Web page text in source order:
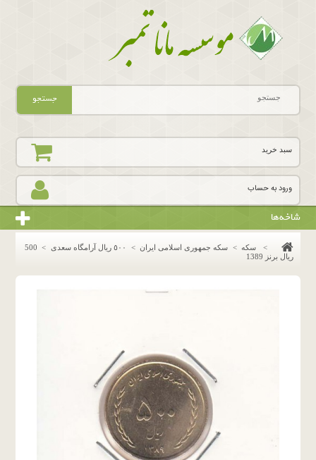
ورود به حساب
سبد خرید
جستجو
شاخه‌ها
> سکه > سکه جمهوری اسلامی ایران > ٥٠٠ ريال آرامگاه سعدى >
500
ریال برنز 1389